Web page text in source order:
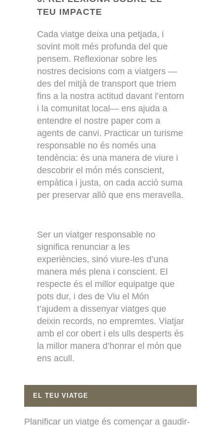
TEU IMPACTE
Cada viatge deixa una petjada, i
sovint molt més profunda del que
pensem. Reflexionar sobre les
nostres decisions com a viatgers —
des del mitjà de transport que triem
fins a la nostra actitud davant l’entorn
i la comunitat local— ens ajuda a
entendre el nostre paper com a
agents de canvi. Practicar un turisme
responsable no és només una
tendència: és una manera de viure i
descobrir el món més conscient,
empàtica i justa, on cada acció suma
per preservar allò que ens meravella.
Ser un viatger responsable no
significa renunciar a les
experiències, sinó viure-les d’una
manera més plena i conscient. El
respecte és el millor equipatge que
pots dur, i des de Viu el Món
t’ajudem a dissenyar viatges que
deixin records, no empremtes. Viatjar
amb el cor obert i els ulls desperts és
la millor manera d’honrar el món que
ens acull.
EL TEU VIATGE
Planificar un viatge és començar a gaudir-